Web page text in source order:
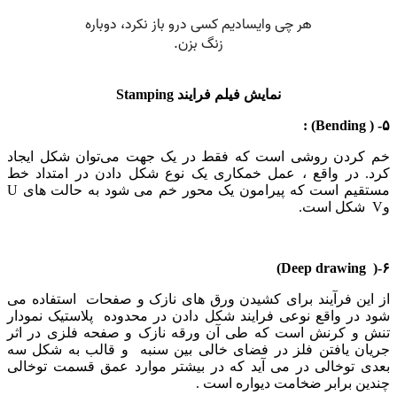
نمایش فیلم فرایند Stamping
۵- ( Bending) :
خم کردن روشی است که فقط در یک جهت می‌توان شکل ایجاد
کرد. در واقع ، عمل خمکاری یک نوع شکل دادن در امتداد خط
مستقیم است که پیرامون یک محور خم می شود به حالت های U
وV شکل است.
۶-( Deep drawing)
از این فرآیند برای کشیدن ورق های نازک و صفحات استفاده می
شود در واقع نوعی فرایند شکل دادن در محدوده پلاستیک نمودار
تنش و کرنش است که طی آن ورقه نازک و صفحه فلزی در اثر
جریان یافتن فلز در فضای خالی بین سنبه و قالب به شکل سه
بعدی توخالی در می آید که در بیشتر موارد عمق قسمت توخالی
چندین برابر ضخامت دیواره است .